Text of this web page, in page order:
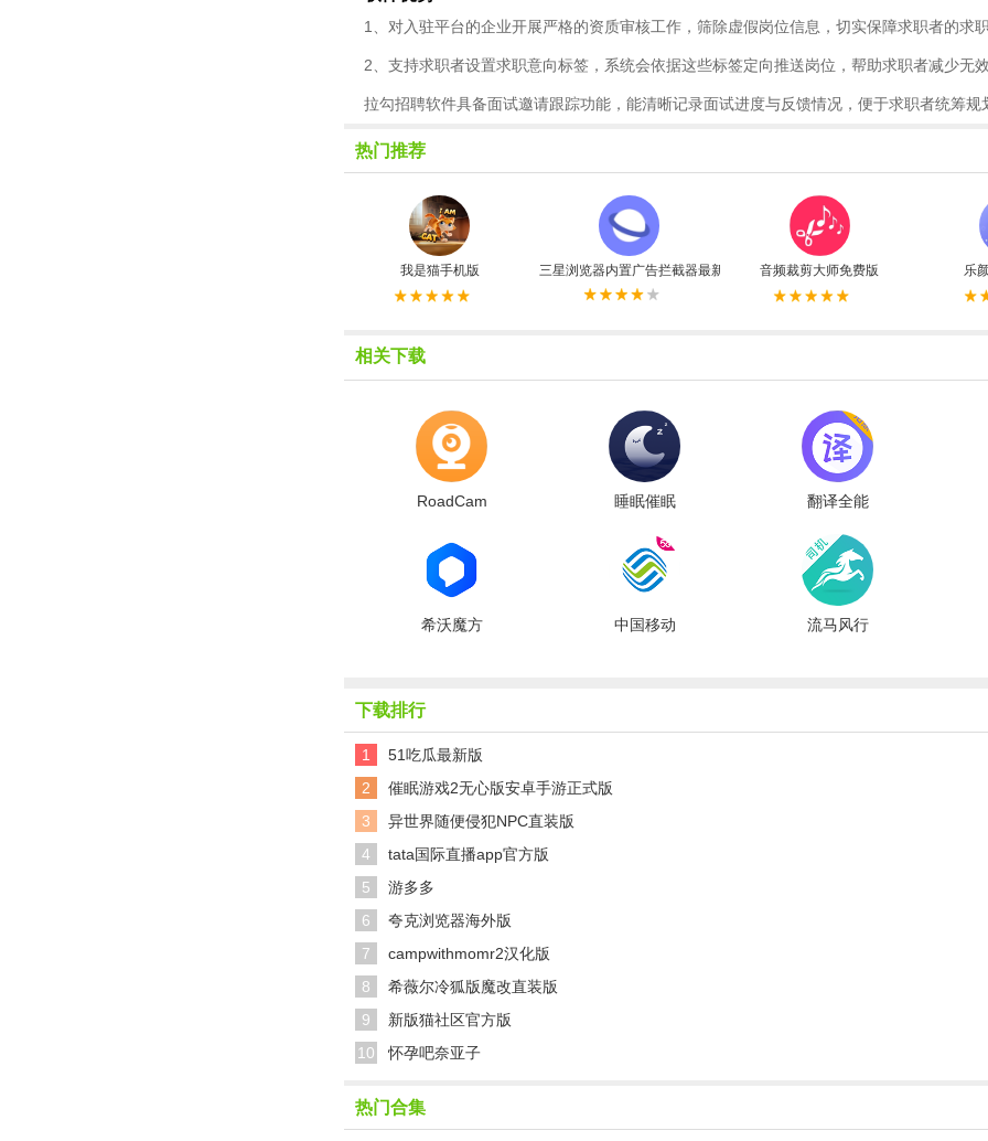
1、对入驻平台的企业开展严格的资质审核工作，筛除虚假岗位信息，切实保障求职者的求
2、支持求职者设置求职意向标签，系统会依据这些标签定向推送岗位，帮助求职者减少无
拉勾招聘软件具备面试邀请跟踪功能，能清晰记录面试进度与反馈情况，便于求职者统筹规
热门推荐
我是猫手机版 三星浏览器内置广告拦截器最新版 音频裁剪大师免费版 乐
相关下载
RoadCam
睡眠催眠
翻译全能
希沃魔方 中国移动 流马风行
下载排行
1 51吃瓜最新版
2 催眠游戏2无心版安卓手游正式版
3 异世界随便侵犯NPC直装版
4 tata国际直播app官方版
5 游多多
6 夸克浏览器海外版
7 campwithmomr2汉化版
8 希薇尔冷狐版魔改直装版
9 新版猫社区官方版
10 怀孕吧奈亚子
热门合集